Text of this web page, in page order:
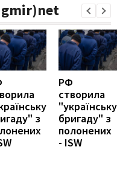
з
РФ
створила
"українську
бригаду" з
полонених
- ISW